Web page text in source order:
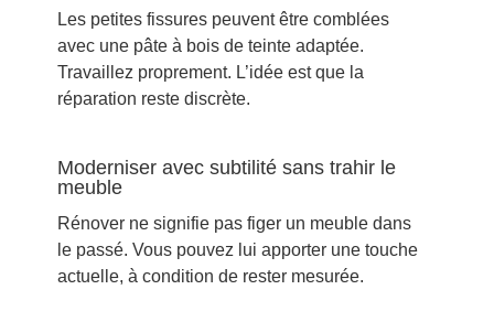
Les petites fissures peuvent être comblées
avec une pâte à bois de teinte adaptée.
Travaillez proprement. L’idée est que la
réparation reste discrète.
Moderniser avec subtilité sans trahir le
meuble
Rénover ne signifie pas figer un meuble dans
le passé. Vous pouvez lui apporter une touche
actuelle, à condition de rester mesurée.